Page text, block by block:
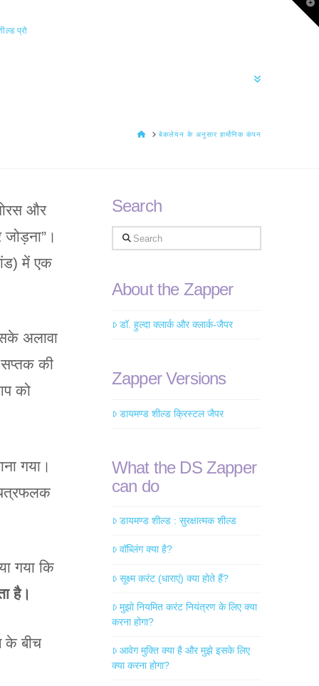
प्रो
HOMEबेकलेयन के अनुसार हार्मोनिक कंपन
और
में एक
अलावा
सप्तक की
को
गया।
गया कि
है।
के बीच
Search
Search
About the Zapper
डॉ. हुल्दा क्लार्क और क्लार्क-जैपर
Zapper Versions
डायमण्ड शील्ड क्रिस्टल जैपर
What the DS Zapper
can do
डायमण्ड शील्ड : सुरक्षात्मक शील्ड
वॉब्लिंग क्या है?
सूक्ष्म करंट (धाराएं) क्या होते हैं?
मुझो नियमित करंट नियंत्रण के लिए क्या
करना होगा?
आवेग मुक्ति क्या है और मुझे इसके लिए
क्या करना होगा?